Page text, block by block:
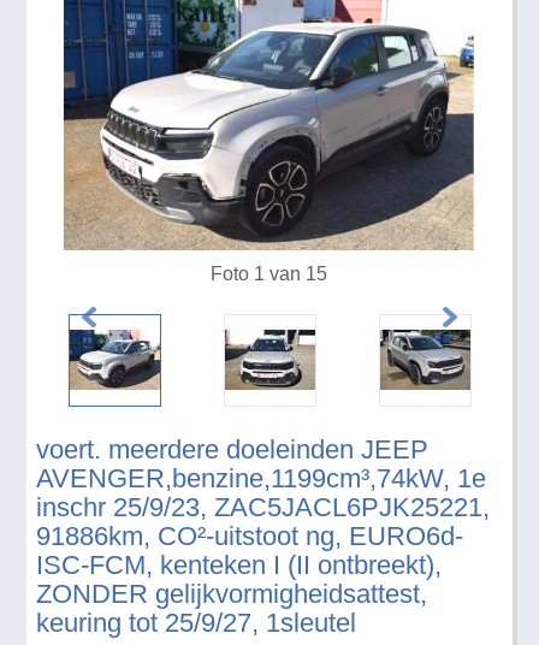
voert. meerdere doeleinden JEEP
AVENGER,benzine,1199cm³,74kW, 1e
inschr 25/9/23, ZAC5JACL6PJK25221,
91886km, CO²-uitstoot ng, EURO6d-
ISC-FCM, kenteken I (II ontbreekt),
ZONDER gelijkvormigheidsattest,
keuring tot 25/9/27, 1sleutel
Foto 1 van 15